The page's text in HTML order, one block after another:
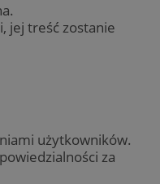
jej treść zostanie
użytkowników.
za